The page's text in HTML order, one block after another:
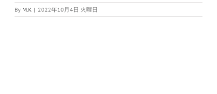
By M.K | 2022年10月4日 火曜日